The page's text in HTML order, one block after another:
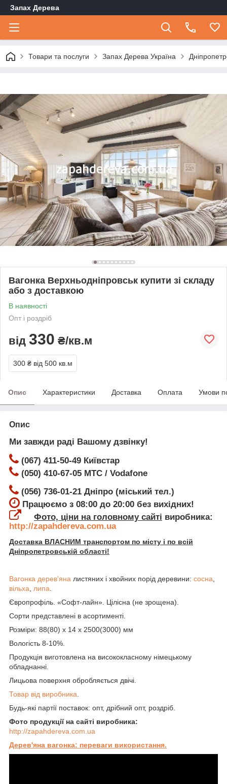
Запах Дерева
Товари та послуги Запах Дерева Україна
Вагонка Верхньодніпровськ купити зі складу
або з доставкою
В наявності
Опт і роздріб
від 330 ₴/кв.м
300 ₴ від 500 кв.м
Опис Характеристики Доставка Оплата Умови
Опис
Ми завжди раді Вашому дзвінку!
(067) 411-50-49 Київстар
(050) 410-67-05 МТС / Vodafone
(056) 736-01-21 Дніпро (міський тел.)
Працюємо з 08:00 до 20:00 без вихідних!
Фото, ціни на головному сайті виробника:
http://zapahdereva.com.ua
Доставка ВЛАСНИМ транспортом по місту і по всій
Дніпропетровській області!
Вагонка дерев'яна листяних і хвойних порід деревини: сосна
вільха
липа
Європрофіль. «Софт-лайн». Цілісна (не зрощена).
Сорти представлені в асортименті.
Розміри: 88(80) х 14 х 2500(3000) мм
Вологість 8-10%.
Продукція виготовлена на висококласному німецькому
обладнанні.
Лицьова поверхня обробляється двічі.
Товар від виробника
Будь-які партії поставок: опт, дрібний опт, роздріб.
Фото продукції на сайті виробника:
http://zapahdereva.com.ua
Дерев'яна вагонка: переваги використання.